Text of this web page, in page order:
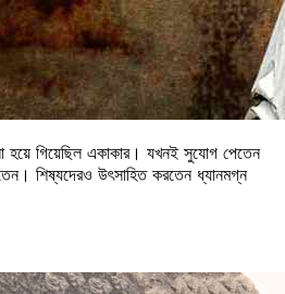
হয়ে গিয়েছিল একাকার। যখনই সুযোগ পেতেন
শিষ্যদেরও উৎসাহিত করতেন ধ্যানমগ্ন